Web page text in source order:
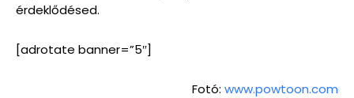
érdeklődésed.
[adrotate banner=”5″]
Fotó: www.powtoon.com